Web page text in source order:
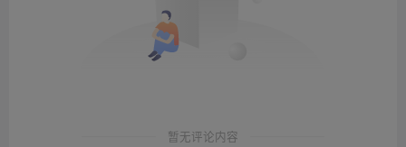
暂无评论内容